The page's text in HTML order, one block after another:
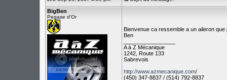
BigBen
Pegase d'Or
Bienvenue ca ressemble a un aileron
Ben
A à Z Mécanique
1242, Route 133
Sabrevois
http://www.azmecanique.com/
(450) 347-8837 / (514) 792-8837